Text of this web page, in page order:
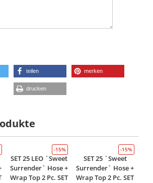
teilen merken
drucken
-15%
SET 25 LEO `Sweet
Surrender` Hose +
Wrap Top 2 Pc. SET
-15%
SET 25 `Sweet
Surrender` Hose +
Wrap Top 2 Pc. SET